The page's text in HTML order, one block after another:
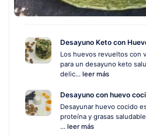
Desayuno Keto con
Los huevos revueltos con
para un desayuno keto
delic... leer más
Desayuno con huevo
Desayunar huevo cocido
proteína y grasas
... leer más